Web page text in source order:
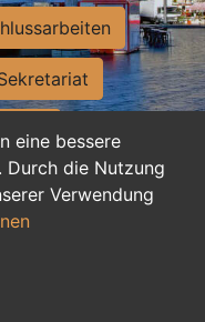
eine bessere
die Nutzung
Verwendung